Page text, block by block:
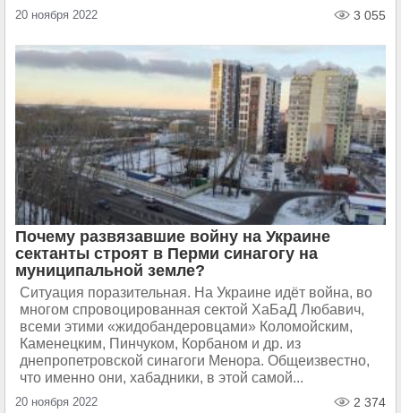
20 ноября 2022 3 055
Почему развязавшие войну на Украине
сектанты строят в Перми синагогу на
муниципальной земле?
Ситуация поразительная. На Украине идёт война, во
многом спровоцированная сектой ХаБаД Любавич,
всеми этими «жидобандеровцами» Коломойским,
Каменецким, Пинчуком, Корбаном и др. из
днепропетровской синагоги Менора. Общеизвестно,
что именно они, хабадники, в этой самой...
20 ноября 2022 2 374